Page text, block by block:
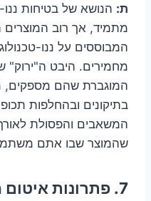
ת: הנושא של בטיחות
מתמיד, אך רוב
המבוססים על ננו-
מחמירים. היבט ה"ירוק"
המוגברת שהם
בתיקונים ובהחלפות
המשאבים והפסולת
שהמוצר שבו אתם
7. פתרונות